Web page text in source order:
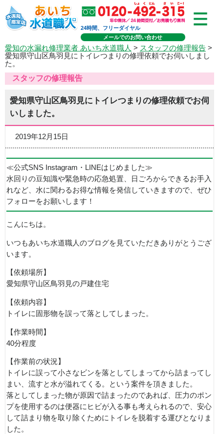
24時間、フリーダイヤル
メールでのお問い合わせ
愛知の水漏れ修理業者 あいち水道職人 > スタッフの修理報告 >
愛知県守山区鳥羽見にトイレつまりの修理依頼でお伺いしまし
た。
スタッフの修理報告
愛知県守山区鳥羽見にトイレつまりの修理依頼でお伺
いしました。
2019年12月15日
≪公式SNS Instagram・LINEはじめました≫
水回りの豆知識や緊急時の応急処置、日ごろからできるお手入
れなど、水に関わるお得な情報を発信していきますので、ぜひ
フォローをお願いします！
こんにちは。
いつもあいち水道職人のブログを見ていただきありがとうござ
います。
【依頼場所】
愛知県守山区鳥羽見の戸建住宅
【依頼内容】
トイレに固形物を誤って落としてしまった。
【作業時間】
40分程度
【作業前の状況】
トイレに誤って小さなビンを落としてしまってから詰まってし
まい、流すと水が溢れてくる。という案件を頂きました。
落としてしまった物が原因で詰まったのであれば、圧力のポン
プを使用するのは便器にヒビが入る事も考えられるので、安心
して詰まり物を取り除くためにトイレを脱着する運びとなりま
した。